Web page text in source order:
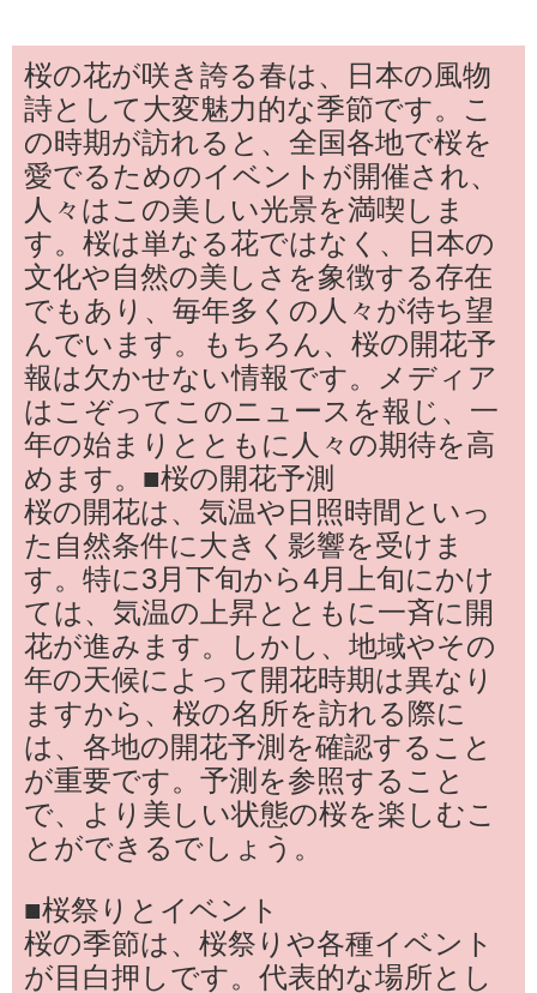
桜の花が咲き誇る春は、日本の風物
詩として大変魅力的な季節です。こ
の時期が訪れると、全国各地で桜を
愛でるためのイベントが開催され、
人々はこの美しい光景を満喫しま
す。桜は単なる花ではなく、日本の
文化や自然の美しさを象徴する存在
でもあり、毎年多くの人々が待ち望
んでいます。もちろん、桜の開花予
報は欠かせない情報です。メディア
はこぞってこのニュースを報じ、一
年の始まりとともに人々の期待を高
めます。■桜の開花予測
桜の開花は、気温や日照時間といっ
た自然条件に大きく影響を受けま
す。特に3月下旬から4月上旬にかけ
ては、気温の上昇とともに一斉に開
花が進みます。しかし、地域やその
年の天候によって開花時期は異なり
ますから、桜の名所を訪れる際に
は、各地の開花予測を確認すること
が重要です。予測を参照すること
で、より美しい状態の桜を楽しむこ
とができるでしょう。
■桜祭りとイベント
桜の季節は、桜祭りや各種イベント
が目白押しです。代表的な場所とし